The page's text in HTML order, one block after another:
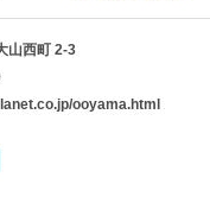
山西町 2-3
ooyama.html